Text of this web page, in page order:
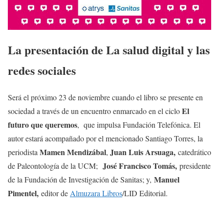
La presentación de La salud digital y las
redes sociales
Será el próximo 23 de noviembre cuando el libro se presente en
sociedad a través de un encuentro enmarcado en el cicloEl
futuro que queremos, que impulsa Fundación Telefónica. El
autor estará acompañado por el mencionado Santiago Torres, la
periodista Mamen Mendizábal, Juan Luis Arsuaga, catedrático
de Paleontología de la UCM; José Francisco Tomás, presidente
de la Fundación de Investigación de Sanitas; y, Manuel
Pimentel, editor de Almuzara Libros/LID Editorial.